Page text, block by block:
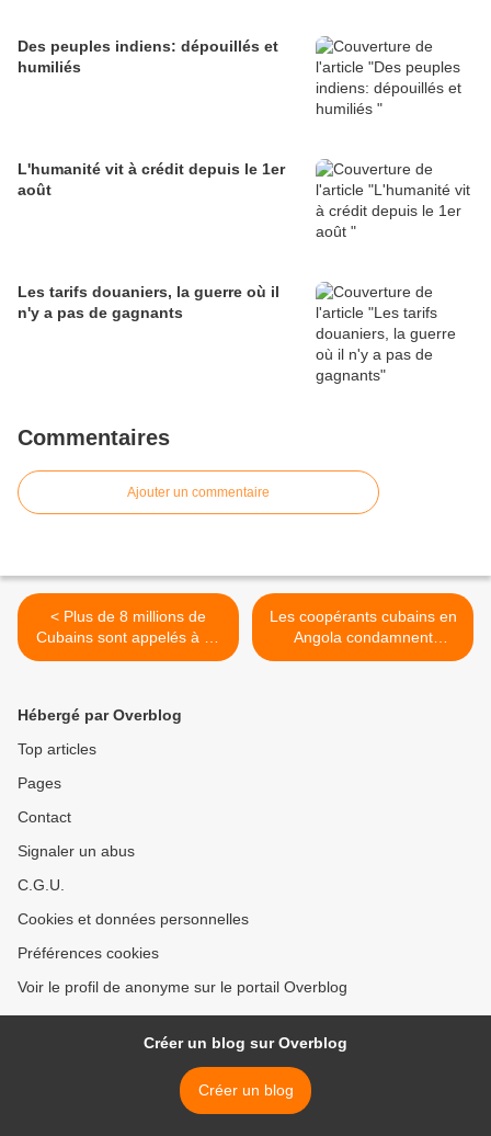
Des peuples indiens: dépouillés et
humiliés
L'humanité vit à crédit depuis le 1er
août
Les tarifs douaniers, la guerre où il
n'y a pas de gagnants
Commentaires
Ajouter un commentaire
< Plus de 8 millions de
Cubains sont appelés à se
rendre aux urnes le 19 avril
Les coopérants cubains en
Angola condamnent
l'ingérence des États-Unis
Hébergé par Overblog
Top articles
Pages
Contact
Signaler un abus
C.G.U.
Cookies et données personnelles
Préférences cookies
Voir le profil de anonyme sur le portail Overblog
Créer un blog sur Overblog
Créer un blog